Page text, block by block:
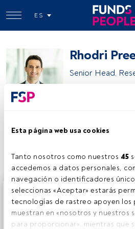
Esta página web usa cookies
Tanto nosotros como nuestros 45
accedemos a datos personales,
navegación o identificadores
seleccionas «Aceptar» estarás
tecnologías de rastreo apoyen los
muestran en «nosotros y nuestros
para proporcionar», mientras que
ES
Rhodri
Senior Head,
Compartir:
Este es un artículo exclusivo para
de FundsPeople. Si ya estás
botón Login. Si aún no tienes
registrarte y disfrutar de todo el